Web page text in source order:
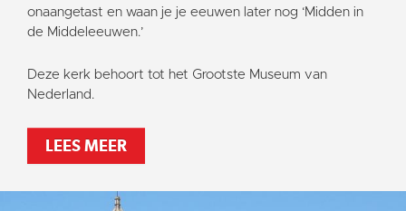
Omgeving
Het Grootste Museum
Activiteiten
Steun ons
Contact
Vaktaal
onaangetast en waan je je eeuwen later nog ‘Midden in
de Middeleeuwen.’
Deze kerk behoort tot het Grootste Museum van
Nederland.
LEES MEER